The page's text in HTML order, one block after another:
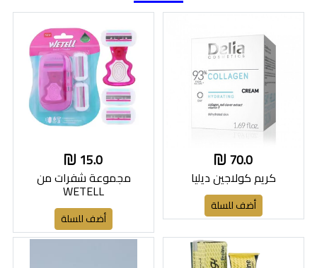
70.0
كريم كولاجين ديليا
أضف للسلة
15.0
مجموعة شفرات من
WETELL
أضف للسلة